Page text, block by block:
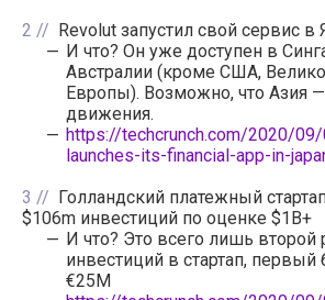
2
Revolut запустил свой сервис в
И что? Он уже доступен в
Австралии (кроме США,
Европы). Возможно, что Азия —
движения.
https://techcrunch.com/2020/
launches-its-financial-app-in-
3
Голландский платежный
$106m инвестиций по оценке $1B+
И что? Это всего лишь второй
инвестиций в стартап,
€25M